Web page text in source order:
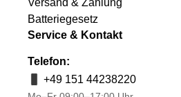
Versand & Zahlung
Batteriegesetz
Service & Kontakt
Telefon:
+49 151 44238220